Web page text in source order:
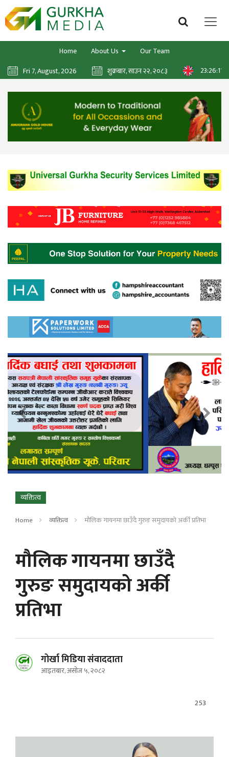
Home About Us
Our Team
Fri 7, August, 2026
शुक्रबार, साउन २२, २०८३ 23:26:13
व्यक्तित्व
Home व्यक्तित्व मौलिक गायनमा छाउँदै गुरुङ समुदायको अर्की प्रतिभा
मौलिक गायनमा छाउँदै
गुरुङ समुदायको अर्की
प्रतिभा
गोर्खा मिडिया संवाददाता
आइतबार, असोज ५, २०८२
253